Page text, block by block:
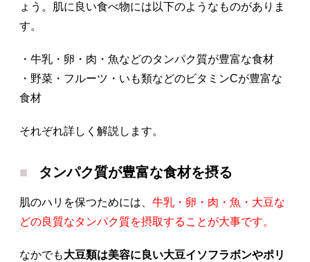
ょう。肌に良い食べ物には以下のようなものがありま
す。
・牛乳・卵・肉・魚などのタンパク質が豊富な食材
・野菜・フルーツ・いも類などのビタミンCが豊富な
食材
それぞれ詳しく解説します。
タンパク質が豊富な食材を摂る
肌のハリを保つためには、 牛乳・卵・肉・魚・大豆な
どの良質なタンパク質を摂取することが大事です。
なかでも大豆類は美容に良い大豆イソフラボンやポリ